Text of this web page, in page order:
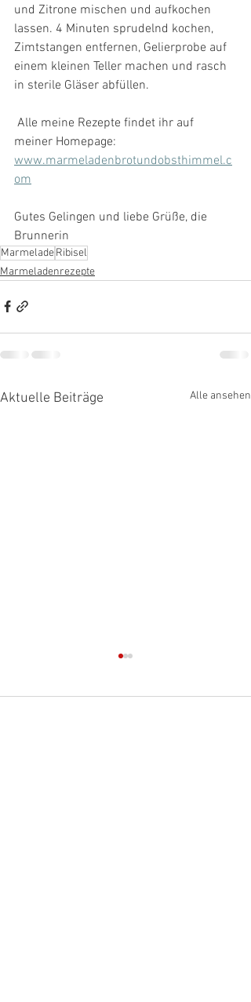
und Zitrone mischen und aufkochen
lassen. 4 Minuten sprudelnd kochen,
Zimtstangen entfernen, Gelierprobe auf
einem kleinen Teller machen und rasch
in sterile Gläser abfüllen.
Alle meine Rezepte findet ihr auf
meiner Homepage:
www.marmeladenbrotundobsthimmel.c
om
Gutes Gelingen und liebe Grüße, die
Brunnerin
MarmeladeRibisel
Marmeladenrezepte
Aktuelle Beiträge Alle ansehen